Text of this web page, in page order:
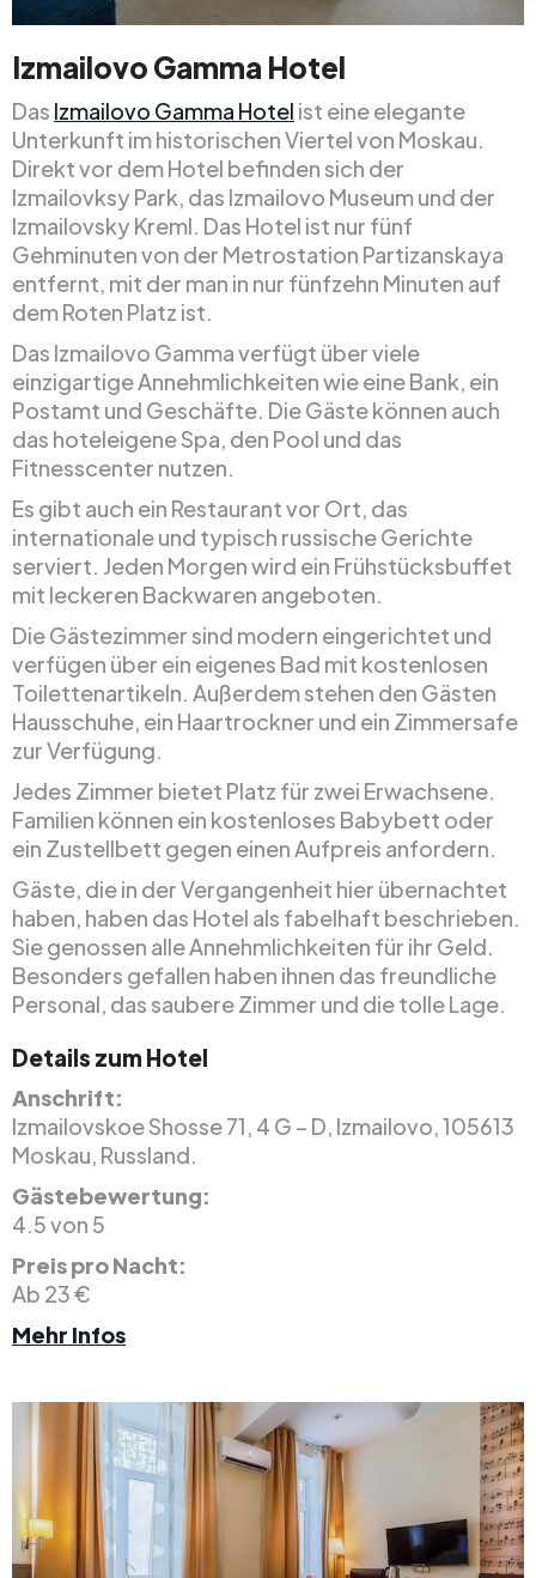
Izmailovo Gamma Hotel
Das Izmailovo Gamma Hotel ist eine elegante
Unterkunft im historischen Viertel von Moskau.
Direkt vor dem Hotel befinden sich der
Izmailovksy Park, das Izmailovo Museum und der
Izmailovsky Kreml. Das Hotel ist nur fünf
Gehminuten von der Metrostation Partizanskaya
entfernt, mit der man in nur fünfzehn Minuten auf
dem Roten Platz ist.
Das Izmailovo Gamma verfügt über viele
einzigartige Annehmlichkeiten wie eine Bank, ein
Postamt und Geschäfte. Die Gäste können auch
das hoteleigene Spa, den Pool und das
Fitnesscenter nutzen.
Es gibt auch ein Restaurant vor Ort, das
internationale und typisch russische Gerichte
serviert. Jeden Morgen wird ein Frühstücksbuffet
mit leckeren Backwaren angeboten.
Die Gästezimmer sind modern eingerichtet und
verfügen über ein eigenes Bad mit kostenlosen
Toilettenartikeln. Außerdem stehen den Gästen
Hausschuhe, ein Haartrockner und ein Zimmersafe
zur Verfügung.
Jedes Zimmer bietet Platz für zwei Erwachsene.
Familien können ein kostenloses Babybett oder
ein Zustellbett gegen einen Aufpreis anfordern.
Gäste, die in der Vergangenheit hier übernachtet
haben, haben das Hotel als fabelhaft beschrieben.
Sie genossen alle Annehmlichkeiten für ihr Geld.
Besonders gefallen haben ihnen das freundliche
Personal, das saubere Zimmer und die tolle Lage.
Details zum Hotel
Anschrift:
Izmailovskoe Shosse 71, 4 G – D, Izmailovo, 105613
Moskau, Russland.
Gästebewertung:
4.5 von 5
Preis pro Nacht:
Ab 23 €
Mehr Infos